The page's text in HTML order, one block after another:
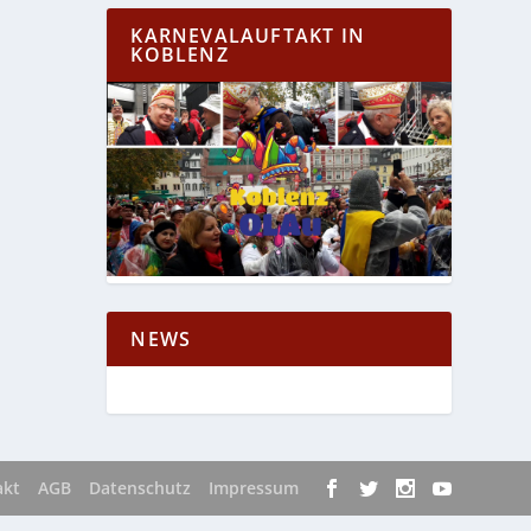
KARNEVALAUFTAKT IN
KOBLENZ
NEWS
AGB Datenschutz
Impressum